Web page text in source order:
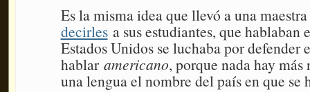
Es la misma idea que llevó a una
decirlesa sus estudiantes, que hablaban
Estados Unidos se luchaba por defender
hablar americano, porque nada hay
una lengua el nombre del país en que se